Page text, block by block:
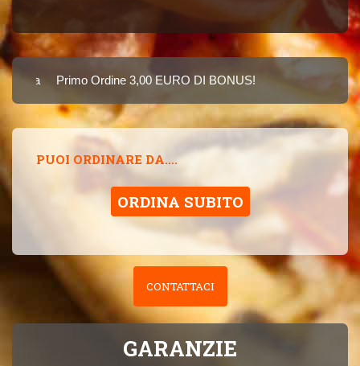
Primo Ordine 3,00 EURO DI BONUS!
8 PUNTI 3,00
PUOI ORDINARE DA....
ORDINA SUBITO
CONTATTACI
GARANZIE